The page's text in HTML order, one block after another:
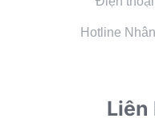
Hotline
Liên